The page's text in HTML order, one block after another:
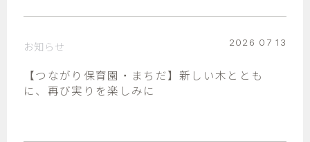
お知らせ
【つながり保育園・まちだ】新しい木ととも
に、再び実りを楽しみに
2026 07 13